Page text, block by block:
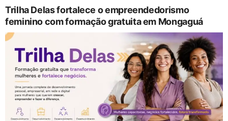
Trilha Delas fortalece o empreendedorismo
feminino com formação gratuita em Mongaguá